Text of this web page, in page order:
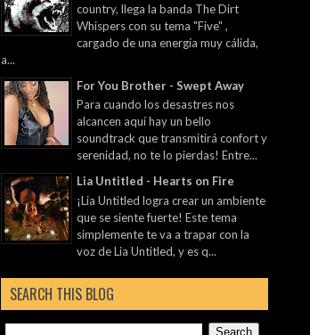
country, llega la banda The Dirt
Whispers con su tema "Five" ,
cargado de una energía muy cálida,
a...
For You Brother - Swept Away
Para cuando los desastres nos
alcancen aquí hay un bello
soundtrack que transmitirá confort y
serenidad, no te lo pierdas! Entre...
Lia Untitled - Hearts on Fire
¡Lia Untitled logra crear un ambiente
que se siente fuerte! Este tema
simplemente te va a trapar con la
voz de Lia Untitled, y es q...
SEARCH THIS BLOG